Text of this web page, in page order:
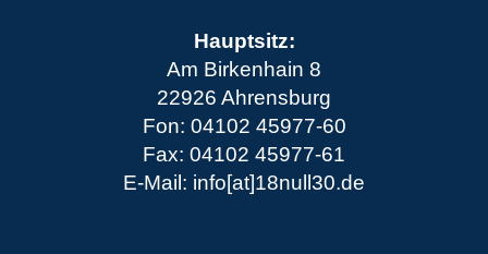
Hauptsitz:
Am Birkenhain 8
22926 Ahrensburg
Fon: 04102 45977-60
Fax: 04102 45977-61
E-Mail: info[at]18null30.de